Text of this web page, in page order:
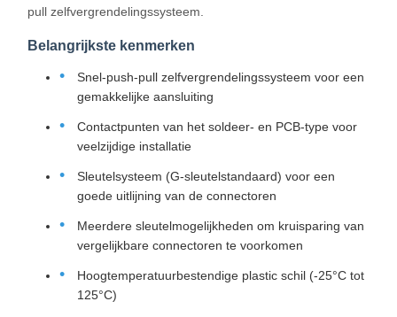
pull zelfvergrendelingssysteem.
Belangrijkste kenmerken
Snel-push-pull zelfvergrendelingssysteem voor een
gemakkelijke aansluiting
Contactpunten van het soldeer- en PCB-type voor
veelzijdige installatie
Sleutelsysteem (G-sleutelstandaard) voor een
goede uitlijning van de connectoren
Meerdere sleutelmogelijkheden om kruisparing van
vergelijkbare connectoren te voorkomen
Hoogtemperatuurbestendige plastic schil (-25°C tot
125°C)